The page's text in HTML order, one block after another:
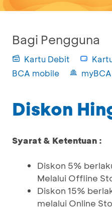
Bagi Pengguna
Kartu Debit
BCA mobile
myBCA
Diskon
Syarat & Ketentuan :
Diskon 5%
Melalui Offline
Diskon 15%
melalui Online